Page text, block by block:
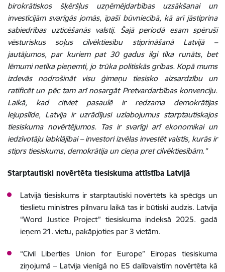
birokrātiskos šķēršļus uzņēmējdarbības uzsākšanai un
investīcijām svarīgās jomās, īpaši būvniecībā, kā arī jāstiprina
sabiedrības uzticēšanās valstij. Šajā periodā esam spēruši
vēsturiskus soļus cilvēktiesību stiprināšanā Latvijā –
jautājumos, par kuriem pat 30 gadus ilgi tika runāts, bet
lēmumi netika pieņemti, jo trūka politiskās gribas. Kopā mums
izdevās nodrošināt visu ģimeņu tiesisko aizsardzību un
ratificēt un pēc tam arī nosargāt Pretvardarbības konvenciju.
Laikā, kad citviet pasaulē ir redzama demokrātijas
lejupslīde, Latvija ir uzrādījusi uzlabojumus starptautiskajos
tiesiskuma novērtējumos. Tas ir svarīgi arī ekonomikai un
iedzīvotāju labklājībai – investori izvēlas investēt valstīs, kurās ir
stiprs tiesiskums, demokrātija un cieņa pret cilvēktiesībām.”
Starptautiski novērtēta tiesiskuma attīstība Latvijā
Latvijā tiesiskums ir starptautiski novērtēts kā spēcīgs un
tieslietu ministres pilnvaru laikā tas ir būtiski audzis. Latvija
“Word Justice Project” tiesiskuma indeksā 2025. gadā
ieņem 21. vietu, pakāpjoties par 3 vietām.
“Civil Liberties Union for Europe” Eiropas tiesiskuma
ziņojumā – Latvija vienīgā no ES dalībvalstīm novērtēta kā